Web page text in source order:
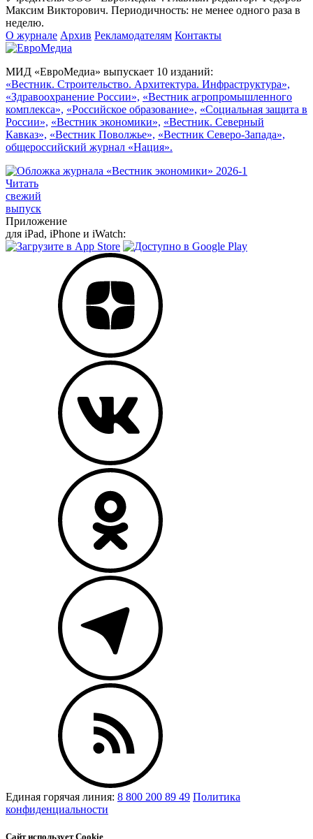
Максим Викторович. Периодичность: не менее одного раза в
неделю.
О журнале Архив Рекламодателям Контакты
МИД «ЕвроМедиа» выпускает 10 изданий:
«Вестник. Строительство. Архитектура. Инфраструктура»,
«Здравоохранение России», «Вестник агропромышленного
комплекса», «Российское образование», «Социальная защита в
России», «Вестник экономики», «Вестник. Северный
Кавказ», «Вестник Поволжье», «Вестник Северо-Запада»,
общероссийский журнал «Нация».
Читать
свежий
выпуск
Приложение
для iPad, iPhone и iWatch:
Единая горячая линия: 8 800 200 89 49 Политика
конфиденциальности
Сайт использует Cookie